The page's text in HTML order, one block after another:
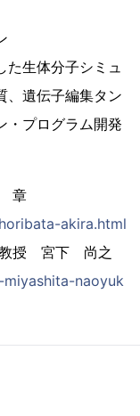
た生体分子シミュ
、遺伝子編集タン
・プログラム開発
章
akira.html
教授 宮下 尚之
naoyuk